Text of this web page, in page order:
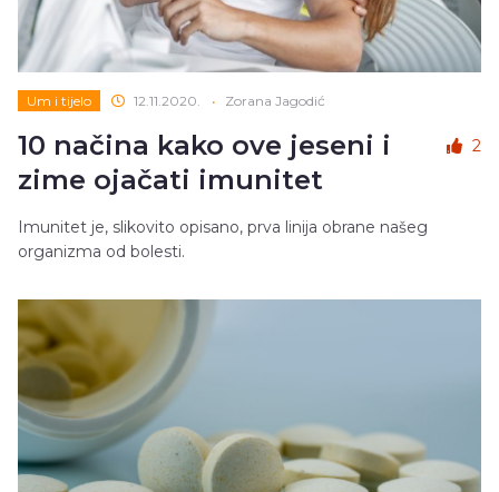
Um i tijelo 12.11.2020. • Zorana Jagodić
10 načina kako ove jeseni i
zime ojačati imunitet
2
Imunitet je, slikovito opisano, prva linija obrane našeg
organizma od bolesti.